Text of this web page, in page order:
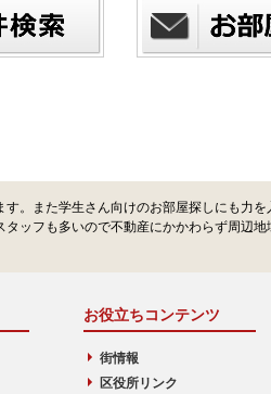
。また学生さん向けのお部屋探しにも力を
ッフも多いので不動産にかかわらず周辺
お役立ちコンテンツ
街情報
区役所リンク